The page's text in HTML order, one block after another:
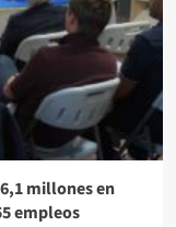
millones en
empleos